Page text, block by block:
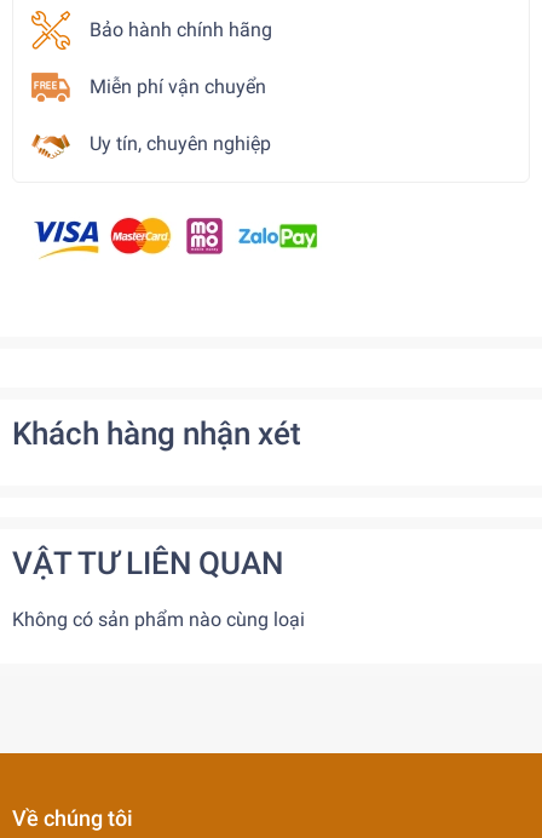
Bảo hành chính hãng
Miễn phí vận chuyển
Uy tín, chuyên nghiệp
Khách hàng nhận xét
VẬT TƯ LIÊN QUAN
Không có sản phẩm nào cùng loại
Về chúng tôi